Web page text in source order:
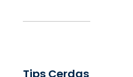
Tips Cerdas